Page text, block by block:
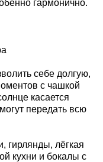
гармонично.
себе долгую,
с чашкой
касается
передать всю
гирлянды, лёгкая
кухни и бокалы с